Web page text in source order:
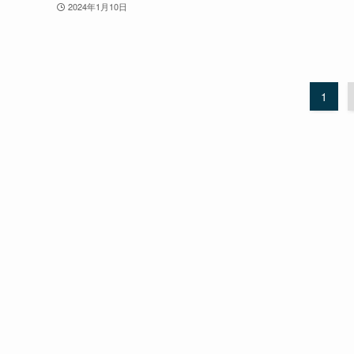
2024年1月10日
1